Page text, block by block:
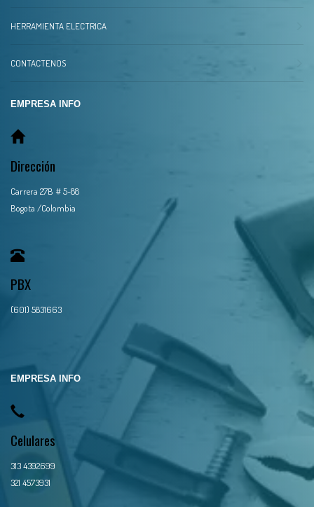
HERRAMIENTA ELECTRICA
CONTACTENOS
EMPRESA INFO
Dirección
Carrera 27B # 5-88
Bogota /Colombia
PBX
(601) 5831663
EMPRESA INFO
Celulares
313 4392699
321 4573931